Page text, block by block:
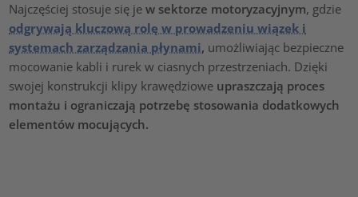
Najczęściej stosuje się jew sektorze motoryzacyjnym, gdzie
odgrywają kluczową rolę w prowadzeniu wiązek i
systemach zarządzania płynami, umożliwiając bezpieczne
mocowanie kabli i rurek w ciasnych przestrzeniach. Dzięki
swojej konstrukcji klipy krawędziowe upraszczają proces
montażu i ograniczają potrzebę stosowania dodatkowych
elementów mocujących.